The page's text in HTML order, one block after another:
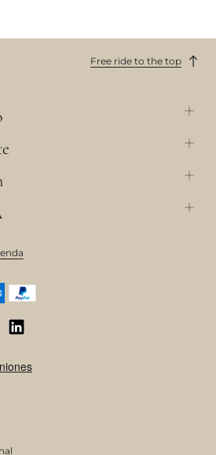
Free ride to the top